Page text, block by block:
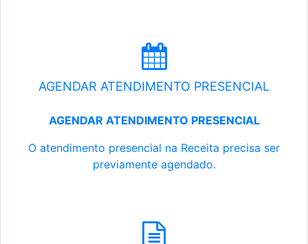
AGENDAR ATENDIMENTO PRESENCIAL
AGENDAR ATENDIMENTO PRESENCIAL
O atendimento presencial na Receita precisa ser
previamente agendado.